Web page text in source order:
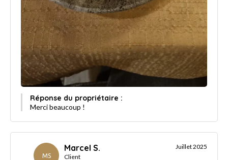
Réponse du propriétaire :
Merci beaucoup !
MS
Marcel S.
Client
Juillet 2025